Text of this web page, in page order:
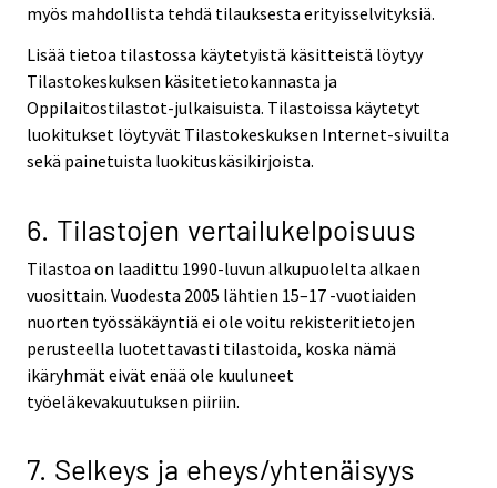
myös mahdollista tehdä tilauksesta erityisselvityksiä.
Lisää tietoa tilastossa käytetyistä käsitteistä löytyy
Tilastokeskuksen käsitetietokannasta ja
Oppilaitostilastot-julkaisuista. Tilastoissa käytetyt
luokitukset löytyvät Tilastokeskuksen Internet-sivuilta
sekä painetuista luokituskäsikirjoista.
6. Tilastojen vertailukelpoisuus
Tilastoa on laadittu 1990-luvun alkupuolelta alkaen
vuosittain. Vuodesta 2005 lähtien 15–17 -vuotiaiden
nuorten työssäkäyntiä ei ole voitu rekisteritietojen
perusteella luotettavasti tilastoida, koska nämä
ikäryhmät eivät enää ole kuuluneet
työeläkevakuutuksen piiriin.
7. Selkeys ja eheys/yhtenäisyys